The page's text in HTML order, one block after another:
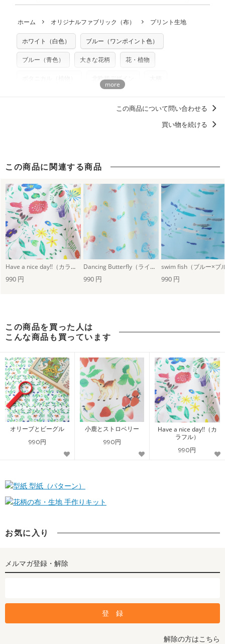
※カットを希望の方は備考欄に「50cmずつカット希望」など
ご記載ください（50cm単位でのカットのみ）
プリント布の仕様についてもっと詳しく見る
※土日祝は営業日に含まれません。
※配送日のご指定は承れません。出来上がり次第、順次発送
も不要です。（製品化した際に起こる全ての問題、クレーム
いませんのでご了承ください）
※有料型紙（ホームソーイング型紙シリーズ）および柄がえ
らべるキットに付属された型紙は商用利用できませんのでご
注意ください。型紙自体の転用・販売および型紙を使用して
商用利用についての詳細はこちら
ホーム オリジナルファブリック（布） プリント生地
ホワイト（白色） ブルー（ワンポイント色）
ブルー（青色） 大きな花柄 花・植物
北欧柄デザイン
この商品について問い合わせる
買い物を続ける
この商品に関連する商品
Have a nice day!!（カラフル） Dancing Butterfly（ライトブルー）
990 円 990 円 990 円
この商品を買った人は
こんな商品も買っています
オリーブとビーグル
990円
小鹿とストロベリー
990円
Have a nice day!!（カ
ラフル）
990円
型紙（パターン）
手作りキット
お気に入り
メルマガ登録・解除
解除の方はこちら